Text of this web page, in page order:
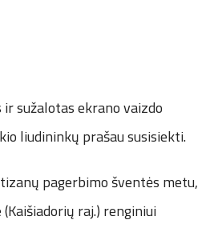
sužalotas ekrano vaizdo
liudininkų prašau susisiekti.
pagerbimo šventės metu,
raj.) renginiui